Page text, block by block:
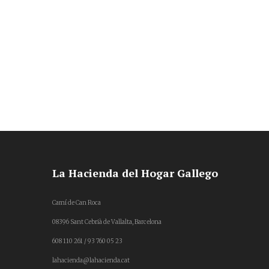
La Hacienda del Hogar Gallego
Camí de Can Roca
08396 Sant Cebrià de Vallalta, Barcelona
608 110 261 / 93 760 05 23
lahacienda@lahacienda.cat